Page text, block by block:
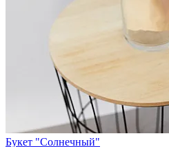
Букет "Солнечный"